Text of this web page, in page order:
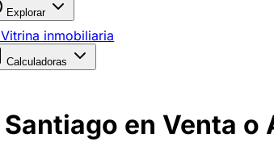
Explorar
Vitrina inmobiliaria
Calculadoras
en Venta o